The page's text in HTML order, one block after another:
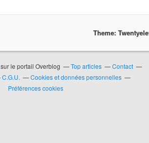
Theme:
sur le portail Overblog Top articles
Contact
C.G.U.
Cookies et données personnelles
Préférences cookies